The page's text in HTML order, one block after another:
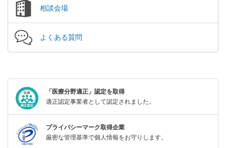
相談会場
よくある質問
「医療分野適正」認定を取得
適正認定事業者として認定されました。
プライバシーマーク取得企業
厳密な管理基準で個人情報をお守りします。